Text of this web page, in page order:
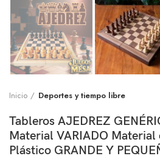
Inicio Deportes y tiempo libre
Tableros AJEDREZ
Material VARIADO Material
Plástico GRANDE Y